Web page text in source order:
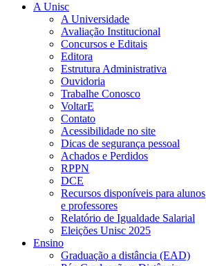
A Unisc
A Universidade
Avaliação Institucional
Concursos e Editais
Editora
Estrutura Administrativa
Ouvidoria
Trabalhe Conosco
VoltarE
Contato
Acessibilidade no site
Dicas de segurança pessoal
Achados e Perdidos
RPPN
DCE
Recursos disponíveis para alunos
e professores
Relatório de Igualdade Salarial
Eleições Unisc 2025
Ensino
Graduação a distância (EAD)